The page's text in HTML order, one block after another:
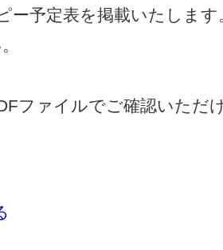
ー予定表を掲載いたします
ファイルでご確認いただ